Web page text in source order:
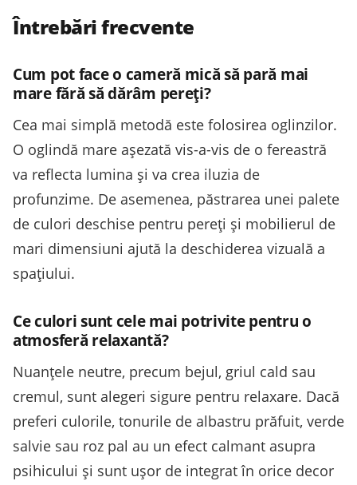
Întrebări frecvente
Cum pot face o cameră mică să pară mai
mare fără să dărâm pereți?
Cea mai simplă metodă este folosirea oglinzilor.
O oglindă mare așezată vis-a-vis de o fereastră
va reflecta lumina și va crea iluzia de
profunzime. De asemenea, păstrarea unei palete
de culori deschise pentru pereți și mobilierul de
mari dimensiuni ajută la deschiderea vizuală a
spațiului.
Ce culori sunt cele mai potrivite pentru o
atmosferă relaxantă?
Nuanțele neutre, precum bejul, griul cald sau
cremul, sunt alegeri sigure pentru relaxare. Dacă
preferi culorile, tonurile de albastru prăfuit, verde
salvie sau roz pal au un efect calmant asupra
psihicului și sunt ușor de integrat în orice decor